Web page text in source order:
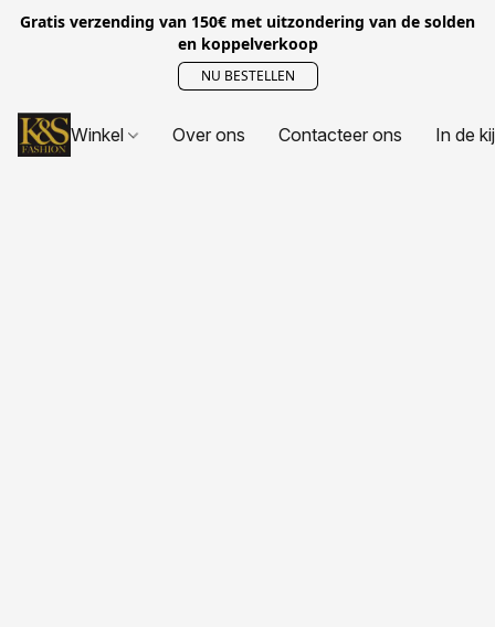
Gratis verzending van 150€ met uitzondering van de solden
en koppelverkoop
NU BESTELLEN
Winkel Over ons Contacteer ons In de